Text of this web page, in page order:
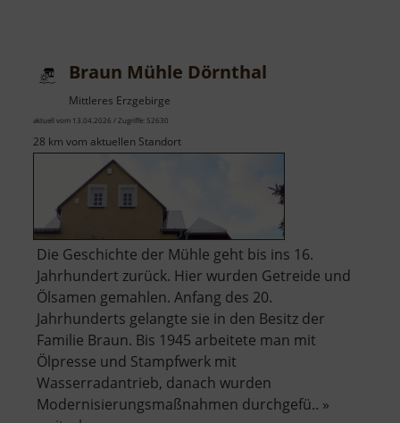
Braun Mühle Dörnthal
Mittleres Erzgebirge
aktuell vom 13.04.2026 / Zugriffe: 52630
28 km vom aktuellen Standort
Die Geschichte der Mühle geht bis ins 16.
Jahrhundert zurück. Hier wurden Getreide und
Ölsamen gemahlen. Anfang des 20.
Jahrhunderts gelangte sie in den Besitz der
Familie Braun. Bis 1945 arbeitete man mit
Ölpresse und Stampfwerk mit
Wasserradantrieb, danach wurden
Modernisierungsmaßnahmen durchgefü.. »